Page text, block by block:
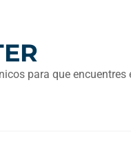
para que encuentres